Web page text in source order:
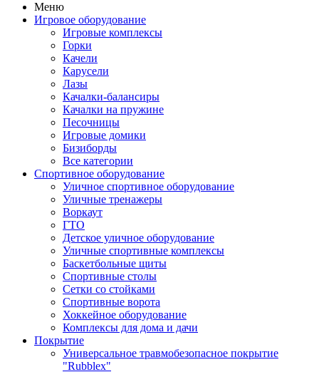
Меню
Игровое оборудование
Игровые комплексы
Горки
Качели
Карусели
Лазы
Качалки-балансиры
Качалки на пружине
Песочницы
Игровые домики
Бизиборды
Все категории
Спортивное оборудование
Уличное спортивное оборудование
Уличные тренажеры
Воркаут
ГТО
Детское уличное оборудование
Уличные спортивные комплексы
Баскетбольные щиты
Спортивные столы
Сетки со стойками
Спортивные ворота
Хоккейное оборудование
Комплексы для дома и дачи
Покрытие
Универсальное травмобезопасное покрытие
"Rubblex"